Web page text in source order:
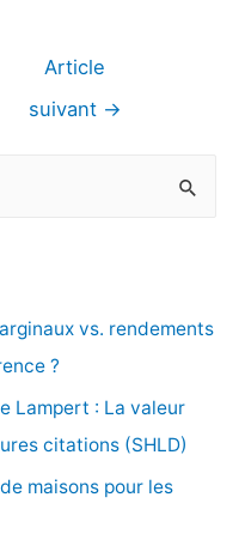
Article
suivant →
vs. rendements
?
Lampert : La valeur
citations (SHLD)
maisons pour les